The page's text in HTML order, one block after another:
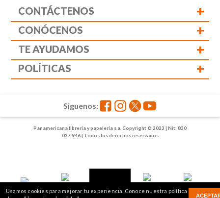
Usamos cookies para mejorar tu experiencia. Conoce nuestra política
Inicio
CONTÁCTENOS +
CONÓCENOS +
TE AYUDAMOS +
POLÍTICAS +
Panamericana librería y papelería s.a. Copyright © 2023 | Nit: 830
037 946 | Todos los derechos reservados
Siguenos:
2